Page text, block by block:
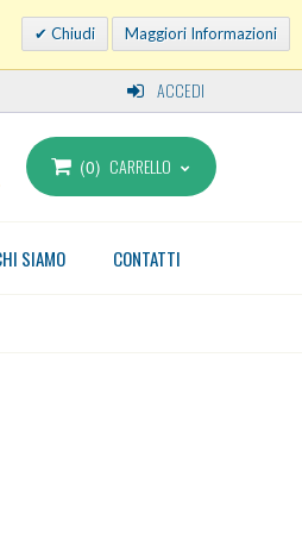
Chiudi Maggiori Informazioni
ACCEDI
0 CARRELLO
CONTATTI
SIAMO